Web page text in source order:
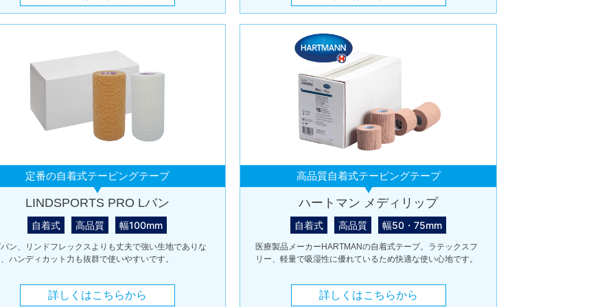
定番の自着式テーピングテープ
LINDSPORTS PRO Lバン
自着式 高品質 幅100mm
ン、リンドフレックスよりも丈夫で強い生地でありな
ハンディカット力も抜群で使いやすいです。
詳しくはこちらから
高品質自着式テーピングテープ
ハートマン メディリップ
自着式 高品質 幅50・75mm
医療製品メーカーHARTMANの自着式テープ。ラテックスフ
リー、軽量で吸湿性に優れているため快適な使い心地です。
詳しくはこちらから